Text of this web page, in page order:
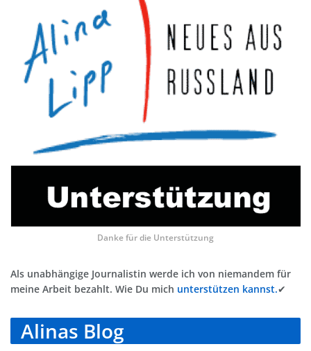
Danke für die Unterstützung
Als unabhängige Journalistin werde ich von niemandem für
meine Arbeit bezahlt. Wie Du mich unterstützen kannst.✔
Alinas Blog